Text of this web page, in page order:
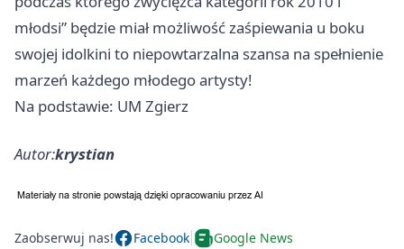
młodsi” będzie miał możliwość zaśpiewania u boku
swojej idolkini to niepowtarzalna szansa na spełnienie
marzeń każdego młodego artysty!
Na podstawie: UM Zgierz
Autor:krystian
Zaobserwuj nas! Facebook Google News